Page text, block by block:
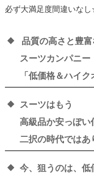
必ず大満足度間違いな
品質の高さと豊
スーツカンパニー
「低価格＆ハイク
スーツはもう
高級品か安っぽい
二択の時代ではあ
今、狙うのは、低